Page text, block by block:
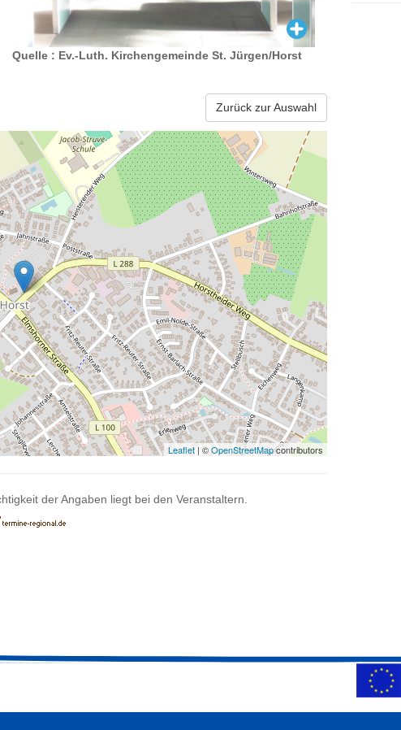
Quelle : Ev.-Luth. Kirchengemeinde St. Jürgen/Horst
Zurück zur Auswahl
Leaflet | ©OpenStreetMapcontributors
der Angaben liegt bei den Veranstaltern.